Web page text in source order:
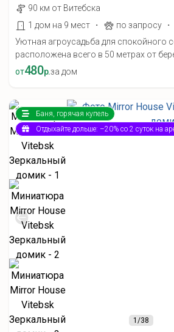
90 км от Витебска
1 дом на 9 мест
· по запросу ·
Уютная агроусадьба для спокойного
расположена всего в 50 метрах от
от480р.за дом
1/38
Баня, горячая купель
Отдыхайте дольше: –20% со 2 суток на